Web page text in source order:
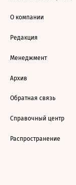
О компании
Редакция
Менеджмент
Архив
Обратная связь
Справочный центр
Распространение